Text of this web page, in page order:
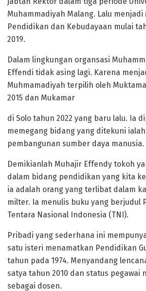
Muhammadiyah Malang. Lalu menjadi
Pendidikan dan Kebudayaan mulai
2019.
Dalam lingkungan organsasi
Effendi tidak asing lagi. Karena
Muhmamadiyah terpilih oleh
2015 dan Mukamar
di Solo tahun 2022 yang baru lalu. Ia
memegang bidang yang ditekuni
pembangunan sumber daya manusia.
Demikianlah Muhajir Effendy tokoh
dalam bidang pendidikan yang kita
ia adalah orang yang terlibat dalam
milter. Ia menulis buku yang berjudul
Tentara Nasional Indonesia (TNI).
Pribadi yang sederhana ini
satu isteri menamatkan Pendidikan
tahun pada 1974. Menyandang
satya tahun 2010 dan status pegawai
sebagai dosen.